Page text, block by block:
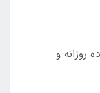
روزانه و